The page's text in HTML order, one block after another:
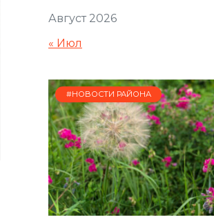
Август 2026
« Июл
#НОВОСТИ РАЙОНА